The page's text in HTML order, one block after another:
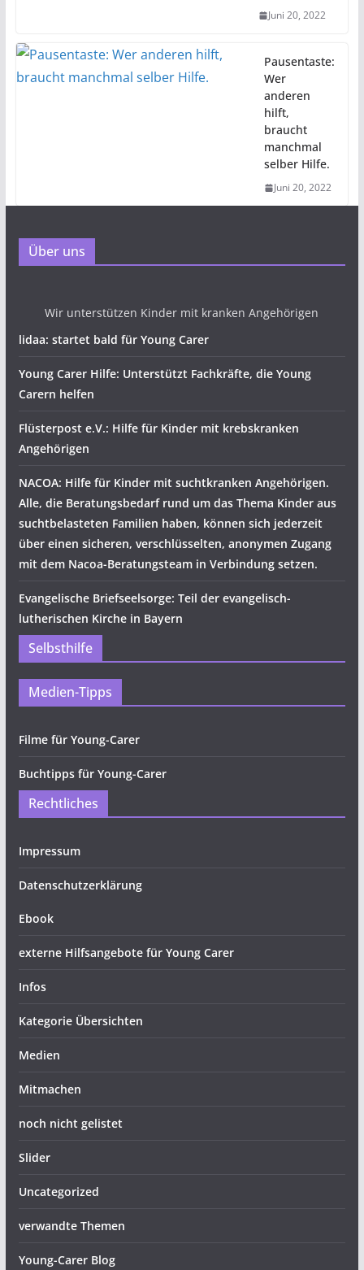
Juni 20, 2022
Pausentaste:
Wer
anderen
hilft,
braucht
manchmal
selber Hilfe.
Juni 20, 2022
Über uns
Wir unterstützen Kinder mit kranken Angehörigen
lidaa: startet bald für Young Carer
Young Carer Hilfe: Unterstützt Fachkräfte, die Young
Carern helfen
Flüsterpost e.V.: Hilfe für Kinder mit krebskranken
Angehörigen
NACOA: Hilfe für Kinder mit suchtkranken Angehörigen.
Alle, die Beratungsbedarf rund um das Thema Kinder aus
suchtbelasteten Familien haben, können sich jederzeit
über einen sicheren, verschlüsselten, anonymen Zugang
mit dem Nacoa-Beratungsteam in Verbindung setzen.
Evangelische Briefseelsorge: Teil der evangelisch-
lutherischen Kirche in Bayern
Selbsthilfe
Medien-Tipps
Filme für Young-Carer
Buchtipps für Young-Carer
Rechtliches
Impressum
Datenschutzerklärung
Ebook
externe Hilfsangebote für Young Carer
Infos
Kategorie Übersichten
Medien
Mitmachen
noch nicht gelistet
Slider
Uncategorized
verwandte Themen
Young-Carer Blog